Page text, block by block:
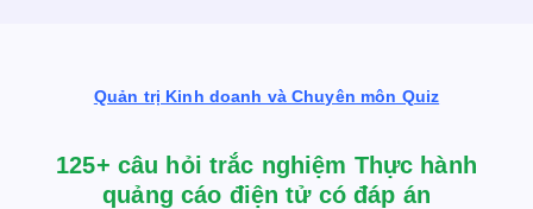
Quản trị Kinh doanh và Chuyên môn Quiz
125+ câu hỏi trắc nghiệm Thực hành
quảng cáo điện tử có đáp án